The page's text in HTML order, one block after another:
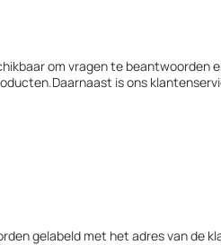
om vragen te beantwoorden
is ons
gelabeld met het adres van de